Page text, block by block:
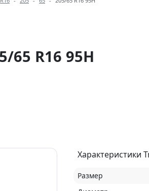
модели
65 R16 95H
Характеристики
Размер